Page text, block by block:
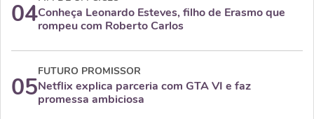
04Conheça Leonardo Esteves, filho de Erasmo que
rompeu com Roberto Carlos
05
FUTURO PROMISSOR
Netflix explica parceria com GTA VI e faz
promessa ambiciosa